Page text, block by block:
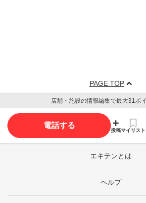
PAGE TOP
店舗・施設の情報編集で最大31ポ
電話する
投稿マイリスト
エキテンとは
ヘルプ